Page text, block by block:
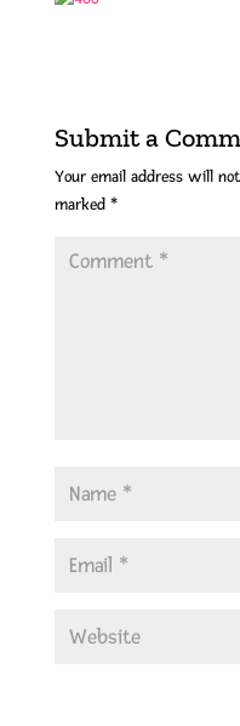
Submit a
Your email address will
marked *